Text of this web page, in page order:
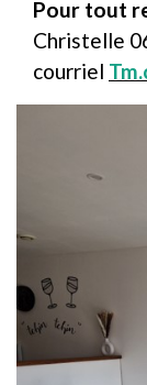
Pour tout
Christelle
courriel